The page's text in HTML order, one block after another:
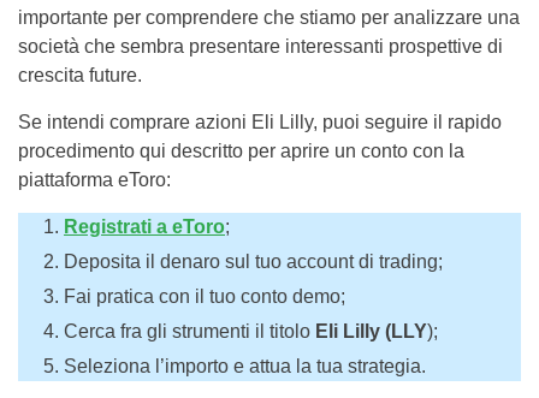
importante per comprendere che stiamo per analizzare una
società che sembra presentare interessanti prospettive di
crescita future.
Se intendi comprare azioni Eli Lilly, puoi seguire il rapido
procedimento qui descritto per aprire un conto con la
piattaforma eToro:
Registrati a eToro;
Deposita il denaro sul tuo account di trading;
Fai pratica con il tuo conto demo;
Cerca fra gli strumenti il titolo Eli Lilly (LLY);
Seleziona l’importo e attua la tua strategia.